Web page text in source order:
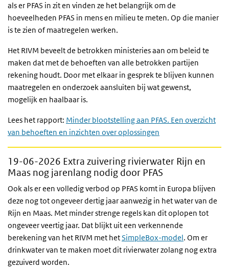
als er PFAS in zit en vinden ze het belangrijk om de
hoeveelheden PFAS in mens en milieu te meten. Op die manier
is te zien of maatregelen werken.
Het RIVM beveelt de betrokken ministeries aan om beleid te
maken dat met de behoeften van alle betrokken partijen
rekening houdt. Door met elkaar in gesprek te blijven kunnen
maatregelen en onderzoek aansluiten bij wat gewenst,
mogelijk en haalbaar is.
Lees het rapport: Minder blootstelling aan PFAS. Een overzicht
van behoeften en inzichten over oplossingen
19-06-2026 Extra zuivering rivierwater Rijn en
Maas nog jarenlang nodig door PFAS
Ook als er een volledig verbod op PFAS komt in Europa blijven
deze nog tot ongeveer dertig jaar aanwezig in het water van de
Rijn en Maas. Met minder strenge regels kan dit oplopen tot
ongeveer veertig jaar. Dat blijkt uit een verkennende
berekening van het RIVM met hetSimpleBox-model. Om er
drinkwater van te maken moet dit rivierwater zolang nog extra
gezuiverd worden.